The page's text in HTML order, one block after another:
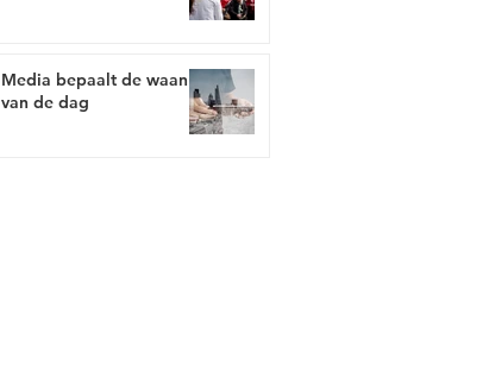
Media bepaalt de waan
van de dag